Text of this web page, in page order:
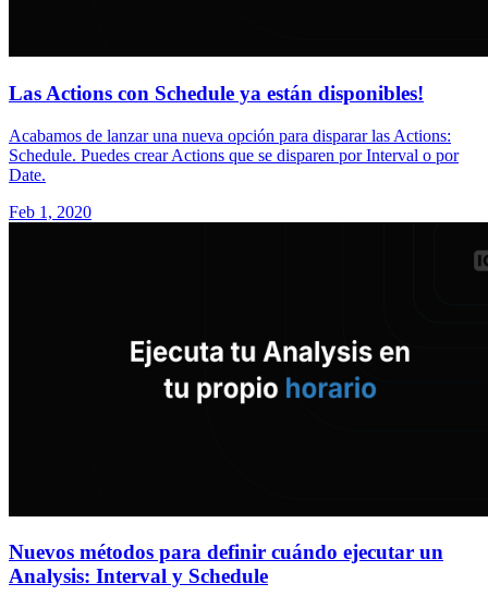
Las Actions con Schedule ya están disponibles!
Acabamos de lanzar una nueva opción para disparar las Actions:
Schedule. Puedes crear Actions que se disparen por Interval o por
Date.
Feb 1, 2020
Nuevos métodos para definir cuándo ejecutar un
Analysis: Interval y Schedule